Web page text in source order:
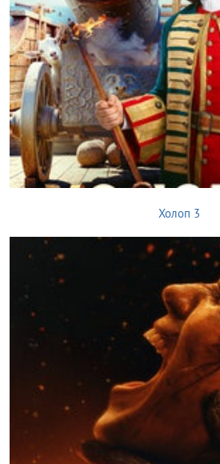
Холоп 3